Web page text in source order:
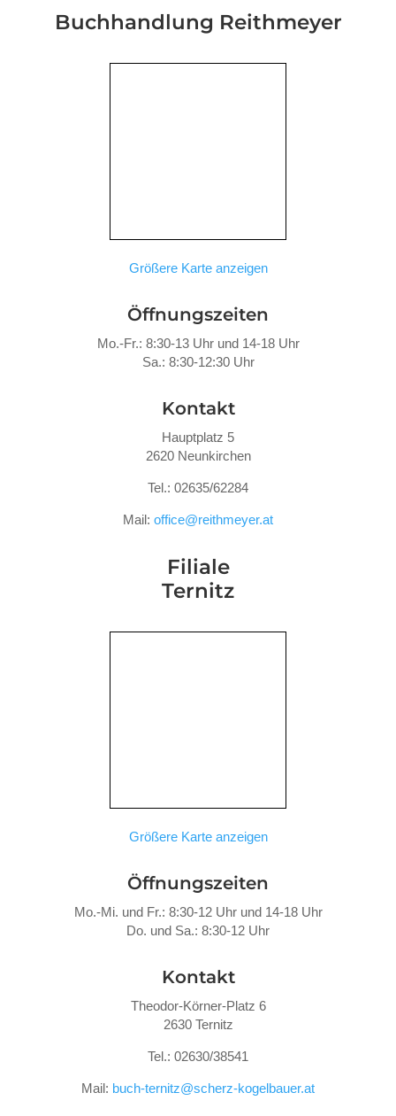
Buchhandlung Reithmeyer
Größere Karte anzeigen
Öffnungszeiten
Mo.-Fr.: 8:30-13 Uhr und 14-18 Uhr
Sa.: 8:30-12:30 Uhr
Kontakt
Hauptplatz 5
2620 Neunkirchen
Tel.: 02635/62284
Mail: office@reithmeyer.at
Filiale
Ternitz
Größere Karte anzeigen
Öffnungszeiten
Mo.-Mi. und Fr.: 8:30-12 Uhr und 14-18 Uhr
Do. und Sa.: 8:30-12 Uhr
Kontakt
Theodor-Körner-Platz 6
2630 Ternitz
Tel.: 02630/38541
Mail: buch-ternitz@scherz-kogelbauer.at